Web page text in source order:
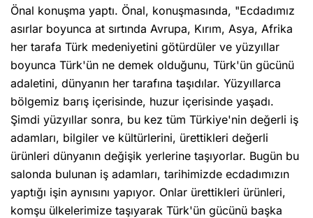
Önal konuşma yaptı. Önal, konuşmasında, "Ecdadımız
asırlar boyunca at sırtında Avrupa, Kırım, Asya, Afrika
her tarafa Türk medeniyetini götürdüler ve yüzyıllar
boyunca Türk'ün ne demek olduğunu, Türk'ün gücünü
adaletini, dünyanın her tarafına taşıdılar. Yüzyıllarca
bölgemiz barış içerisinde, huzur içerisinde yaşadı.
Şimdi yüzyıllar sonra, bu kez tüm Türkiye'nin değerli iş
adamları, bilgiler ve kültürlerini, ürettikleri değerli
ürünleri dünyanın değişik yerlerine taşıyorlar. Bugün bu
salonda bulunan iş adamları, tarihimizde ecdadımızın
yaptığı işin aynısını yapıyor. Onlar ürettikleri ürünleri,
komşu ülkelerimize taşıyarak Türk'ün gücünü başka